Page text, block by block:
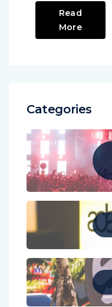
Read
More
Categories